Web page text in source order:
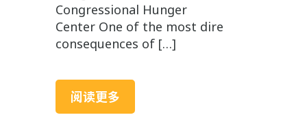
Congressional Hunger
Center One of the most dire
consequences of […]
阅读更多